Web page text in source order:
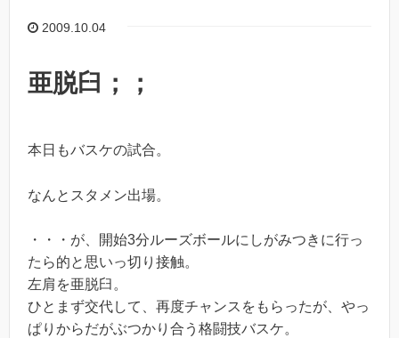
2009.10.04
亜脱臼；；
本日もバスケの試合。
なんとスタメン出場。
・・・が、開始3分ルーズボールにしがみつきに行っ
たら的と思いっ切り接触。
左肩を亜脱臼。
ひとまず交代して、再度チャンスをもらったが、やっ
ぱりからだがぶつかり合う格闘技バスケ。